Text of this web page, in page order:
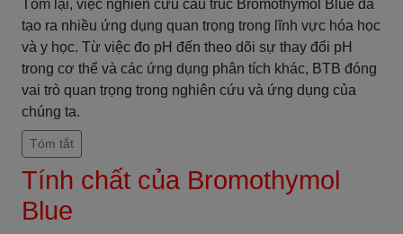
Tóm lại, việc nghiên cứu cấu trúc Bromothymol Blue đã
tạo ra nhiều ứng dụng quan trọng trong lĩnh vực hóa học
và y học. Từ việc đo pH đến theo dõi sự thay đổi pH
trong cơ thể và các ứng dụng phân tích khác, BTB đóng
vai trò quan trọng trong nghiên cứu và ứng dụng của
chúng ta.
Tóm tắt
Tính chất của Bromothymol
Blue